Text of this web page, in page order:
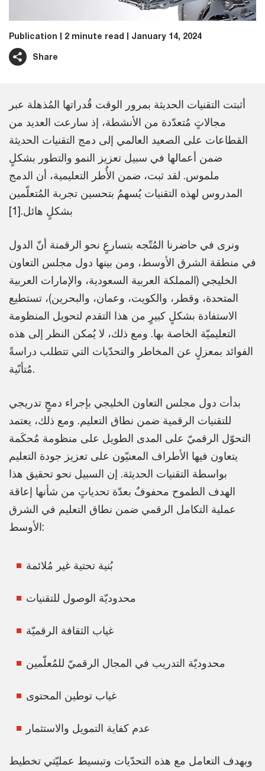
Publication 2 minute read January 14, 2024
Share
أثبتت التقنيات الحديثة بمرور الوقت قُدراتها المُذهلة عبر
مجالاتٍ مُتعدّدة من الأنشطة، إذ سارعت العديد من
القطاعات على الصعيد العالمي إلى دمج التقنيات الحديثة
ضمن أعمالها في سبيل تعزيز النمو والتطور بشكلٍ
ملموس. لقد ثبت، ضمن الأُطر التعليمية، أن الدمج
المدروس لهذه التقنيات يُسهمُ بتحسين تجربة المُتعلّمين
بشكلٍ هائل.[1]
ونرى في حاضرنا المُتّجه بتسارعٍ نحو الرقمنة أنّ الدول
في منطقة الشرق الأوسط، ومن بينها دول مجلس التعاون
الخليجي (المملكة العربية السعودية، والإمارات العربية
المتحدة، وقطر، والكويت، وعمان، والبحرين)، تستطيع
الاستفادة بشكلٍ كبيرٍ من هذا التقدم لتحويل المنظومة
التعليميّة الخاصة بها. ومع ذلك، لا يُمكن النظر إلى هذه
الفوائد بمعزلٍ عن المخاطر والتحدّيات التي تتطلب دراسةً
مُتأنّية.
بدأت دول مجلس التعاون الخليجي بإجراء دمجٍ تدريجي
للتقنيات الرقمية ضمن نطاق التعليم. ومع ذلك، يعتمد
التحوّل الرقميّ على المدى الطويل على منظومة مُحكَمة
يتعاون فيها الأطراف المعنيّون على تعزيز جودة التعليم
بواسطة التقنيات الحديثة. إن السبيل نحو تحقيق هذا
الهدف الطموح محفوفٌ بعدّة تحدياتٍ من شأنها إعاقة
عملية التكامل الرقمي ضمن نطاق التعليم في الشرق
الأوسط:
بُنية تحتية غير مُلائمة
محدوديّة الوصول للتقنيات
غياب الثقافة الرقميّة
محدوديّة التدريب في المجال الرقميّ للمُعلّمين
غياب توطين المحتوى
عدم كفاية التمويل والاستثمار
وبهدف التعامل مع هذه التحدّيات وتبسيط عمليّتي تخطيط